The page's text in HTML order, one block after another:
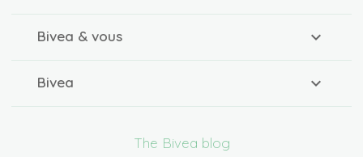
Bivea & vous
Bivea
The Bivea blog